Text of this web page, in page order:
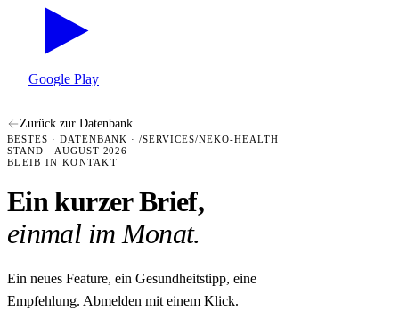
Google Play
Zurück zur Datenbank
BESTES · DATENBANK · /SERVICES/NEKO-HEALTH
STAND · AUGUST 2026
BLEIB IN KONTAKT
Ein kurzer Brief,
einmal im Monat.
Ein neues Feature, ein Gesundheitstipp, eine
Empfehlung. Abmelden mit einem Klick.